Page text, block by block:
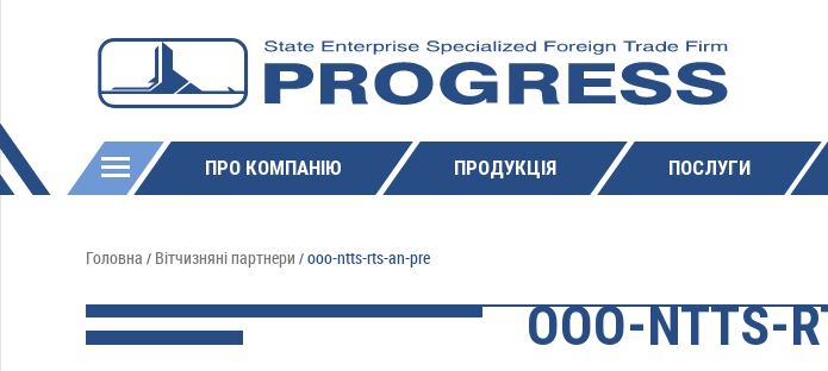
ПРО КОМПАНІЮ ПРОДУКЦІЯ ПОСЛУГИ
Головна / Вітчизняні партнери / ooo-ntts-rts-an-pre
OOO-NTTS-